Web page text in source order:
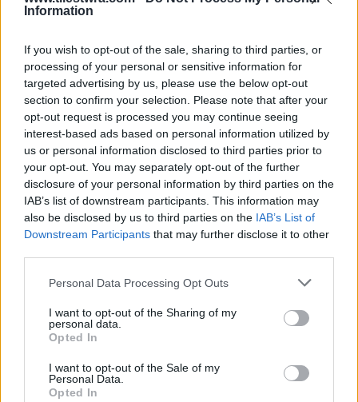
Information
If you wish to opt-out of the sale, sharing to third parties, or
processing of your personal or sensitive information for
targeted advertising by us, please use the below opt-out
section to confirm your selection. Please note that after your
opt-out request is processed you may continue seeing
interest-based ads based on personal information utilized by
us or personal information disclosed to third parties prior to
your opt-out. You may separately opt-out of the further
disclosure of your personal information by third parties on the
IAB’s list of downstream participants. This information may
also be disclosed by us to third parties on the IAB’s List of
Downstream Participants that may further disclose it to other
Personal Data Processing Opt Outs
I want to opt-out of the Sharing of my
personal data.
Opted In
I want to opt-out of the Sale of my
Personal Data.
Opted In
Πρόσθετες χρήσεις πέρα ​​από την
περιστροφή